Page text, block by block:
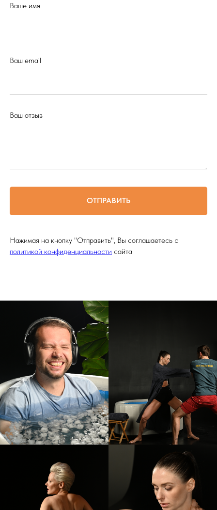
Ваше имя
Ваш email
Ваш отзыв
ОТПРАВИТЬ
Нажимая на кнопку "Отправить", Вы соглашаетесь с
политикой конфиденциальности сайта